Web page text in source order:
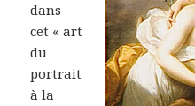
dans
cet « art
du
portrait
à la